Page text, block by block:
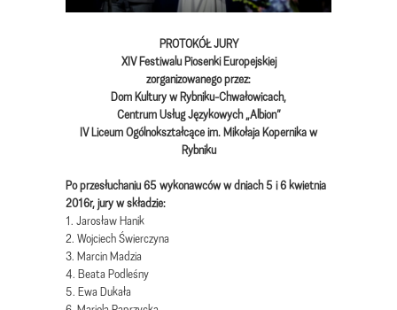
PROTOKÓŁ JURY
XIV Festiwalu Piosenki Europejskiej
zorganizowanego przez:
Dom Kultury w Rybniku-Chwałowicach,
Centrum Usług Językowych „Albion”
IV Liceum Ogólnokształcące im. Mikołaja Kopernika w
Rybniku
Po przesłuchaniu 65 wykonawców w dniach 5 i 6 kwietnia
2016r, jury w składzie:
1. Jarosław Hanik
2. Wojciech Świerczyna
3. Marcin Madzia
4. Beata Podleśny
5. Ewa Dukała